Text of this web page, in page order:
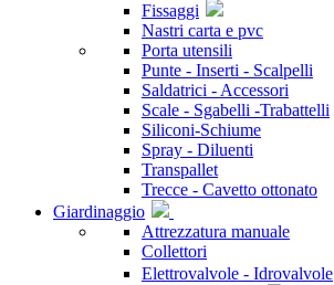
Fissaggi
Nastri carta e pvc
Porta utensili
Punte - Inserti - Scalpelli
Saldatrici - Accessori
Scale - Sgabelli -Trabattelli
Siliconi-Schiume
Spray - Diluenti
Transpallet
Trecce - Cavetto ottonato
Giardinaggio
Attrezzatura manuale
Collettori
Elettrovalvole - Idrovalvole